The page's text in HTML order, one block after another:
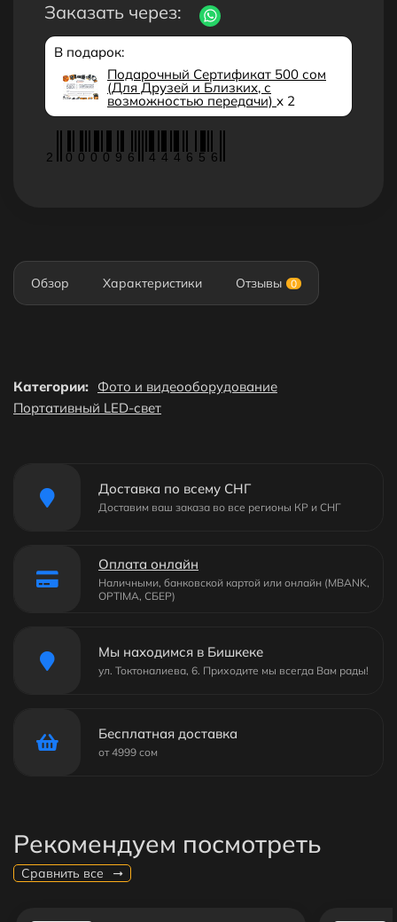
Заказать через:
В подарок:
Подарочный Сертификат 500 сом
(Для Друзей и Близких, с
возможностью передачи) x 2
2 0 0 0 0 9 6 4 4 4 6 5 6
Обзор Характеристики Отзывы 0
Категории: Фото и видеооборудование
Портативный LED-свет
Доставка по всему СНГ
Доставим ваш заказа во все регионы КР и СНГ
Оплата онлайн
Наличными, банковской картой или онлайн (MBANK,
OPTIMA, СБЕР)
Мы находимся в Бишкеке
ул. Токтоналиева, 6. Приходите мы всегда Вам рады!
Бесплатная доставка
от 4999 сом
Рекомендуем посмотреть
Сравнить все